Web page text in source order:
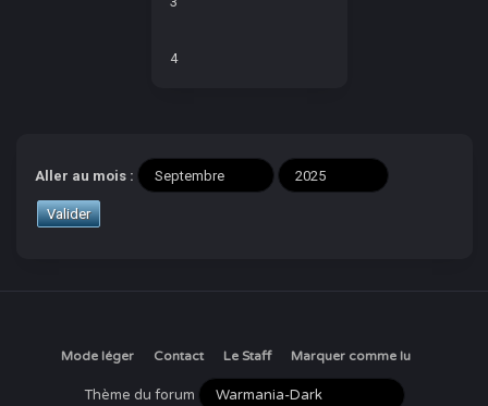
4
Aller au mois :
Mode léger Contact Le Staff Marquer comme lu
Thème du forum